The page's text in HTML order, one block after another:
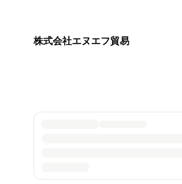
株式会社エヌエフ貿易